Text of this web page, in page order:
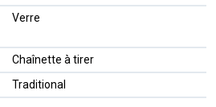
Verre
Chaînette à tirer
Traditional